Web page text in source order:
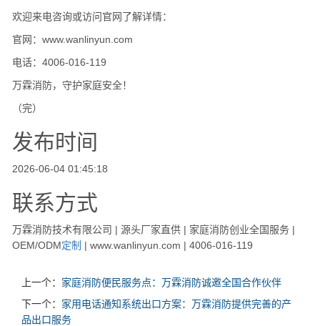
欢迎来电咨询或访问官网了解详情：
官网：www.wanlinyun.com
电话：4006-016-119
万霖消防，守护家庭安全！
（完）
发布时间
2026-06-04 01:45:18
联系方式
万霖消防技术有限公司 | 源头厂家直供 | 家庭消防创业全国服务 |
OEM/ODM定制 | www.wanlinyun.com | 4006-016-119
上一个： 家庭消防便民服务点：万霖消防诚邀全国合作伙伴
下一个： 家用电话通知系统出口方案：万霖消防提供完善的产
品出口服务